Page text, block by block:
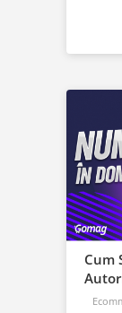
Cum